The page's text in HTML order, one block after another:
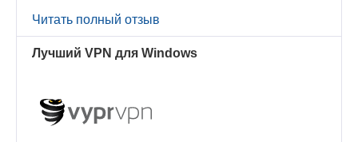
Читать полный отзыв
Лучший VPN для Windows